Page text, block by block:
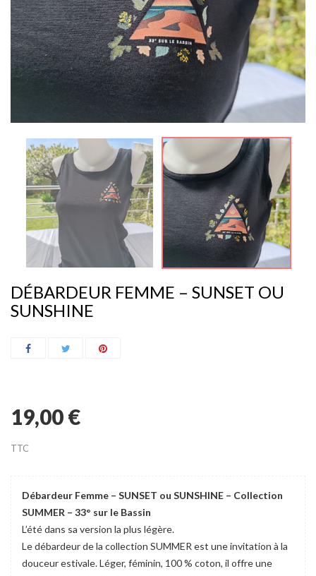
DÉBARDEUR FEMME – SUNSET OU
SUNSHINE
19,00 €
TTC
Débardeur Femme – SUNSET ou SUNSHINE – Collection
SUMMER – 33° sur le Bassin
L’été dans sa version la plus légère.
Le débardeur de la collection SUMMER est une invitation à la
douceur estivale. Léger, féminin, 100 % coton, il offre une